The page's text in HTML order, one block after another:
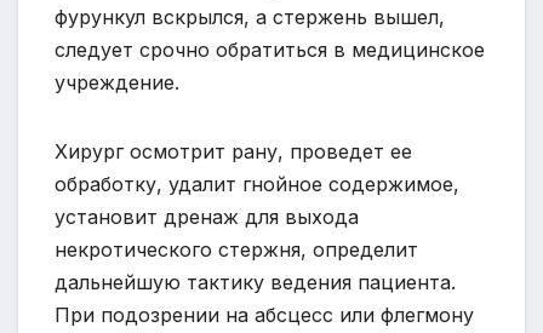
фурункул вскрылся, а стержень вышел,
следует срочно обратиться в медицинское
учреждение.
Хирург осмотрит рану, проведет ее
обработку, удалит гнойное содержимое,
установит дренаж для выхода
некротического стержня, определит
дальнейшую тактику ведения пациента.
При подозрении на абсцесс или флегмону